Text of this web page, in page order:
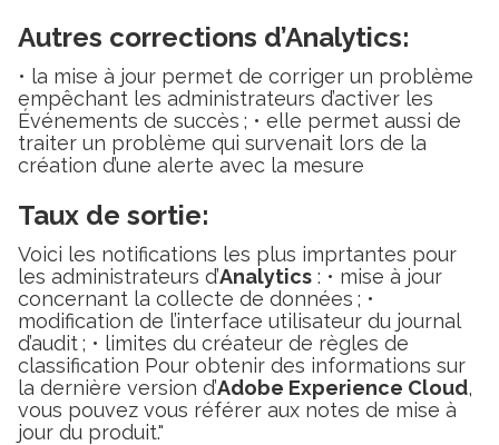
Autres corrections d’Analytics:
• la mise à jour permet de corriger un problème
empêchant les administrateurs d’activer les
Événements de succès ; • elle permet aussi de
traiter un problème qui survenait lors de la
création d’une alerte avec la mesure
Taux de sortie:
Voici les notifications les plus imprtantes pour
les administrateurs d’Analytics : • mise à jour
concernant la collecte de données ; •
modification de l’interface utilisateur du journal
d’audit ; • limites du créateur de règles de
classification Pour obtenir des informations sur
la dernière version d’Adobe Experience Cloud,
vous pouvez vous référer aux notes de mise à
jour du produit."